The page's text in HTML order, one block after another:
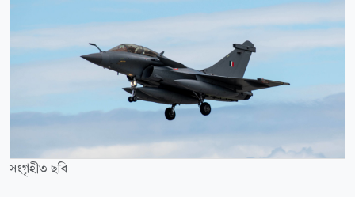
সংগৃহীত ছবি